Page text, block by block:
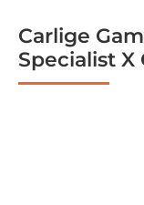
Carlige
Specialist X